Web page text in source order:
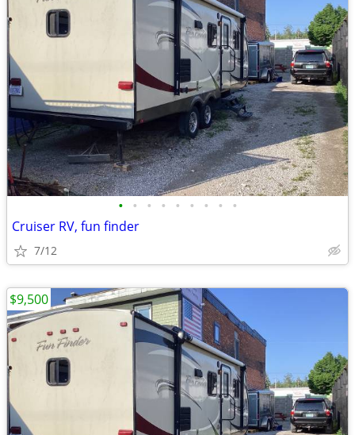
• • • • • • • • •
Cruiser RV, fun finder
7/12
$9,500